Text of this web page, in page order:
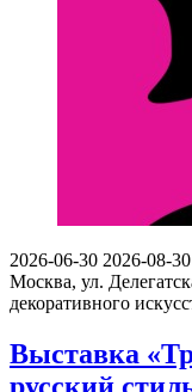
2026-06-30 2026-08-30
Москва, ул.
декоративного
Выставка